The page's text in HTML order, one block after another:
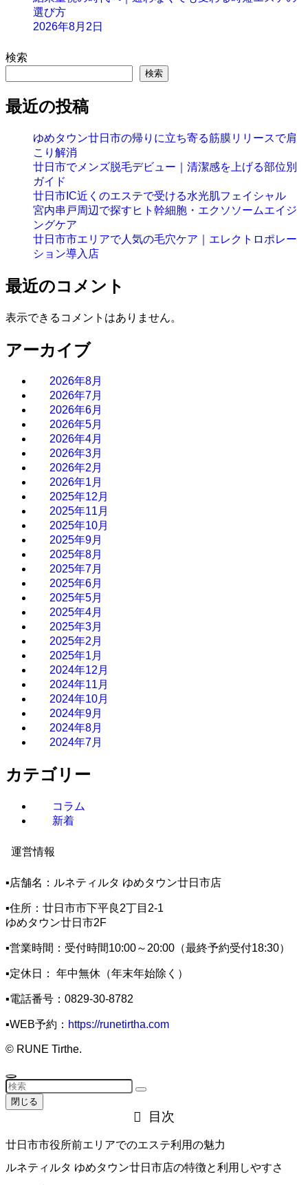
選び方
2026年8月2日
検索
検索
最近の投稿
ゆめタウン廿日市の帰りに立ち寄る筋膜リリースで肩
こり解消
廿日市でメンズ脱毛デビュー｜清潔感を上げる部位別
ガイド
廿日市IC近くのエステで受ける水光肌フェイシャル
宮内串戸周辺で探すヒト幹細胞・エクソソームエイジ
ングケア
廿日市市エリアで人気の毛穴ケア｜エレクトロポレー
ション導入店
最近のコメント
表示できるコメントはありません。
アーカイブ
2026年8月
2026年7月
2026年6月
2026年5月
2026年4月
2026年3月
2026年2月
2026年1月
2025年12月
2025年11月
2025年10月
2025年9月
2025年8月
2025年7月
2025年6月
2025年5月
2025年4月
2025年3月
2025年2月
2025年1月
2024年12月
2024年11月
2024年10月
2024年9月
2024年8月
2024年7月
カテゴリー
コラム
新着
運営情報
▪️店舗名：ルネティルタ ゆめタウン廿日市店
▪️住所：廿日市市下平良2丁目2-1
ゆめタウン廿日市2F
▪️営業時間：受付時間10:00～20:00（最終予約受付18:30）
▪️定休日： 年中無休（年末年始除く）
▪️電話番号：0829-30-8782
▪️WEB予約： https://runetirtha.com
© RUNE Tirthe.
閉じる
目次
廿日市市役所前エリアでのエステ利用の魅力
ルネティルタ ゆめタウン廿日市店の特徴と利用しやすさ